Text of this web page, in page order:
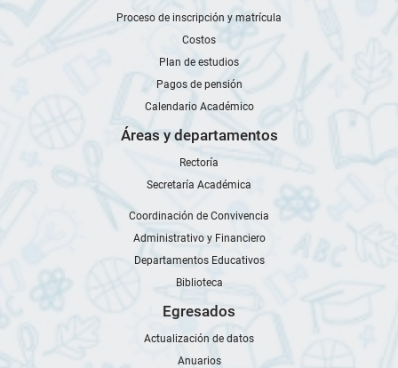
Proceso de inscripción y matrícula
Costos
Plan de estudios
Pagos de pensión
Calendario Académico
Áreas y departamentos
Rectoría
Secretaría Académica
Coordinación de Convivencia
Administrativo y Financiero
Departamentos Educativos
Biblioteca
Egresados
Actualización de datos
Anuarios